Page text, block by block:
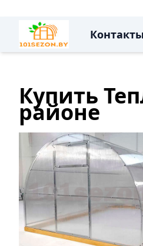
Контакты
Купить
районе